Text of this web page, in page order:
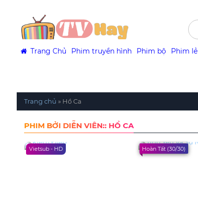
Trang Chủ Phim truyền hình Phim bộ Phim lẻ
Trang chủ » Hồ Ca
PHIM BỞI DIỄN VIÊN:: HỒ CA
Vietsub - HD Hoàn Tất (30/30)